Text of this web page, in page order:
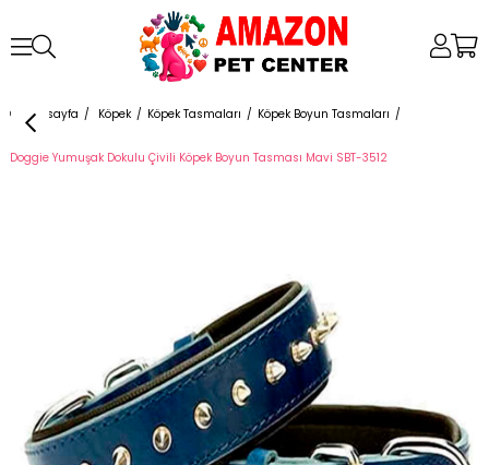
Anasayfa Köpek Köpek Tasmaları Köpek Boyun Tasmaları
Doggie Yumuşak Dokulu Çivili Köpek Boyun Tasması Mavi SBT-3512